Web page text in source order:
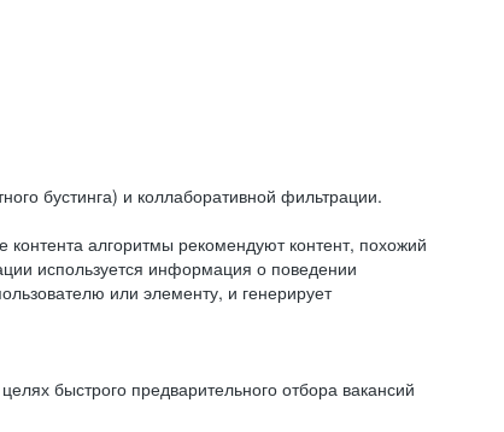
бустинга) и коллаборативной фильтрации.
алгоритмы рекомендуют контент, похожий
используется информация о поведении
или элементу, и генерирует
быстрого предварительного отбора вакансий